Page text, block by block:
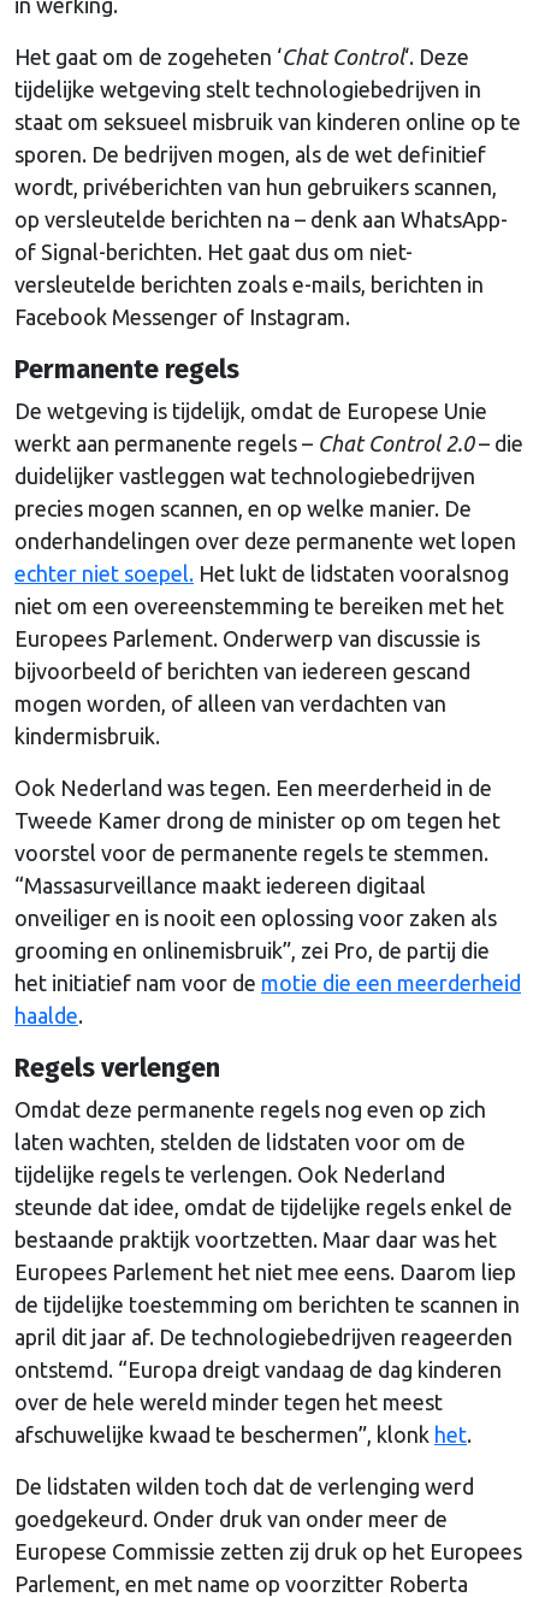
Het gaat om de zogeheten ‘Chat Control‘. Deze
tijdelijke wetgeving stelt technologiebedrijven in
staat om seksueel misbruik van kinderen online op te
sporen. De bedrijven mogen, als de wet definitief
wordt, privéberichten van hun gebruikers scannen,
op versleutelde berichten na – denk aan WhatsApp-
of Signal-berichten. Het gaat dus om niet-
versleutelde berichten zoals e-mails, berichten in
Facebook Messenger of Instagram.
Permanente regels
De wetgeving is tijdelijk, omdat de Europese Unie
werkt aan permanente regels – Chat Control 2.0– die
duidelijker vastleggen wat technologiebedrijven
precies mogen scannen, en op welke manier. De
onderhandelingen over deze permanente wet lopen
echter niet soepel. Het lukt de lidstaten vooralsnog
niet om een overeenstemming te bereiken met het
Europees Parlement. Onderwerp van discussie is
bijvoorbeeld of berichten van iedereen gescand
mogen worden, of alleen van verdachten van
kindermisbruik.
Ook Nederland was tegen. Een meerderheid in de
Tweede Kamer drong de minister op om tegen het
voorstel voor de permanente regels te stemmen.
“Massasurveillance maakt iedereen digitaal
onveiliger en is nooit een oplossing voor zaken als
grooming en onlinemisbruik”, zei Pro, de partij die
het initiatief nam voor de motie die een meerderheid
haalde.
Regels verlengen
Omdat deze permanente regels nog even op zich
laten wachten, stelden de lidstaten voor om de
tijdelijke regels te verlengen. Ook Nederland
steunde dat idee, omdat de tijdelijke regels enkel de
bestaande praktijk voortzetten. Maar daar was het
Europees Parlement het niet mee eens. Daarom liep
de tijdelijke toestemming om berichten te scannen in
april dit jaar af. De technologiebedrijven reageerden
ontstemd. “Europa dreigt vandaag de dag kinderen
over de hele wereld minder tegen het meest
afschuwelijke kwaad te beschermen”, klonk het.
De lidstaten wilden toch dat de verlenging werd
goedgekeurd. Onder druk van onder meer de
Europese Commissie zetten zij druk op het Europees
Parlement, en met name op voorzitter Roberta